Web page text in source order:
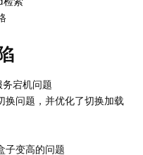
宕机问题
换问题，并优化了切换加载
子变高的问题